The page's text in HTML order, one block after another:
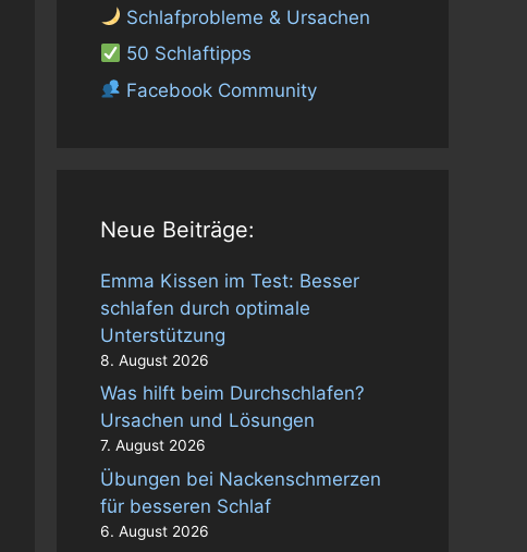
Schlafprobleme & Ursachen
50 Schlaftipps
Facebook Community
Neue Beiträge:
Emma Kissen im Test: Besser
schlafen durch optimale
Unterstützung
8. August 2026
Was hilft beim Durchschlafen?
Ursachen und Lösungen
7. August 2026
Übungen bei Nackenschmerzen
für besseren Schlaf
6. August 2026